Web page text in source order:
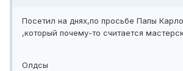
Посетил на днях,по просьбе Папы
,который почему-то считается
Олдсы